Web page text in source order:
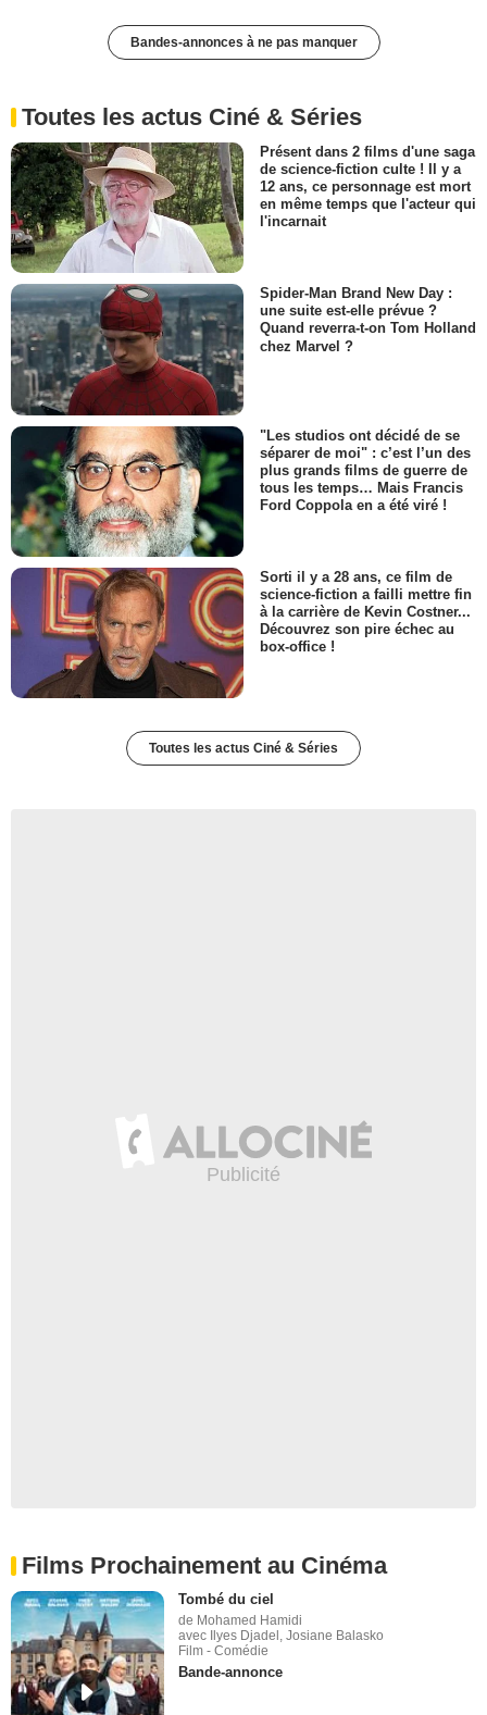
Bandes-annonces à ne pas manquer
Toutes les actus Ciné & Séries
Présent dans 2 films d'une saga
de science-fiction culte ! Il y a
12 ans, ce personnage est mort
en même temps que l'acteur qui
l'incarnait
Spider-Man Brand New Day :
une suite est-elle prévue ?
Quand reverra-t-on Tom Holland
chez Marvel ?
"Les studios ont décidé de se
séparer de moi" : c’est l’un des
plus grands films de guerre de
tous les temps… Mais Francis
Ford Coppola en a été viré !
Sorti il y a 28 ans, ce film de
science-fiction a failli mettre fin
à la carrière de Kevin Costner...
Découvrez son pire échec au
box-office !
Toutes les actus Ciné & Séries
Films Prochainement au Cinéma
Tombé du ciel
de Mohamed Hamidi
avec Ilyes Djadel, Josiane Balasko
Film - Comédie
Bande-annonce